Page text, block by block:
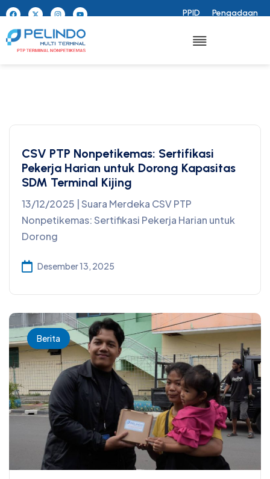
PPID Pengadaan
CSV PTP Nonpetikemas: Sertifikasi
Pekerja Harian untuk Dorong Kapasitas
SDM Terminal Kijing
13/12/2025 | Suara Merdeka CSV PTP
Nonpetikemas: Sertifikasi Pekerja Harian untuk
Dorong
Desember 13, 2025
Berita